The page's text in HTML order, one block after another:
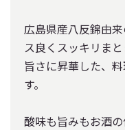
広島県産八反錦由
ス良くスッキリま
旨さに昇華した、
す。
酸味も旨みもお酒